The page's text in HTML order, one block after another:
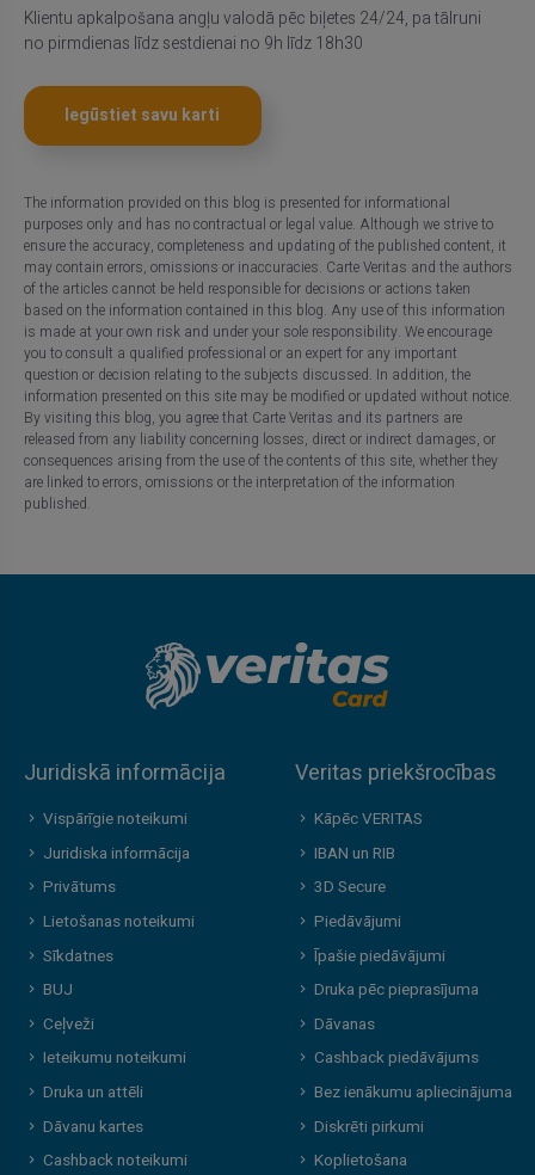
Klientu apkalpošana angļu valodā pēc biļetes 24/24, pa tālruni
no pirmdienas līdz sestdienai no 9h līdz 18h30
Iegūstiet savu karti
The information provided on this blog is presented for informational
purposes only and has no contractual or legal value. Although we strive to
ensure the accuracy, completeness and updating of the published content, it
may contain errors, omissions or inaccuracies. Carte Veritas and the authors
of the articles cannot be held responsible for decisions or actions taken
based on the information contained in this blog. Any use of this information
is made at your own risk and under your sole responsibility. We encourage
you to consult a qualified professional or an expert for any important
question or decision relating to the subjects discussed. In addition, the
information presented on this site may be modified or updated without notice.
By visiting this blog, you agree that Carte Veritas and its partners are
released from any liability concerning losses, direct or indirect damages, or
consequences arising from the use of the contents of this site, whether they
are linked to errors, omissions or the interpretation of the information
published.
Juridiskā informācija
Vispārīgie noteikumi
Juridiska informācija
Privātums
Lietošanas noteikumi
Sīkdatnes
BUJ
Ceļveži
Ieteikumu noteikumi
Druka un attēli
Dāvanu kartes
Cashback noteikumi
Veritas priekšrocības
Kāpēc VERITAS
IBAN un RIB
3D Secure
Piedāvājumi
Īpašie piedāvājumi
Druka pēc pieprasījuma
Dāvanas
Cashback piedāvājums
Bez ienākumu apliecinājuma
Diskrēti pirkumi
Koplietošana